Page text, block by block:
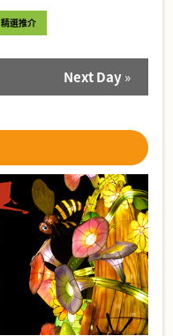
精選推介
Next Day»